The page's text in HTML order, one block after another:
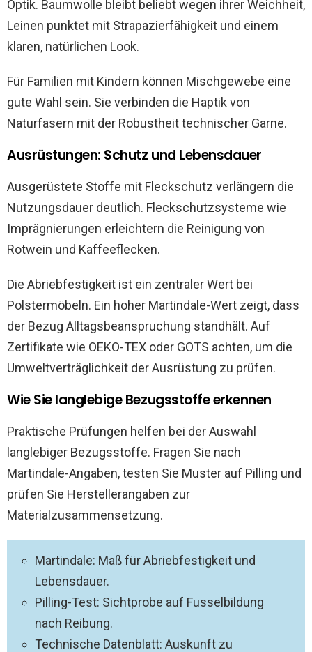
Optik. Baumwolle bleibt beliebt wegen ihrer Weichheit,
Leinen punktet mit Strapazierfähigkeit und einem
klaren, natürlichen Look.
Für Familien mit Kindern können Mischgewebe eine
gute Wahl sein. Sie verbinden die Haptik von
Naturfasern mit der Robustheit technischer Garne.
Ausrüstungen: Schutz und Lebensdauer
Ausgerüstete Stoffe mit Fleckschutz verlängern die
Nutzungsdauer deutlich. Fleckschutzsysteme wie
Imprägnierungen erleichtern die Reinigung von
Rotwein und Kaffeeflecken.
Die Abriebfestigkeit ist ein zentraler Wert bei
Polstermöbeln. Ein hoher Martindale-Wert zeigt, dass
der Bezug Alltagsbeanspruchung standhält. Auf
Zertifikate wie OEKO-TEX oder GOTS achten, um die
Umweltverträglichkeit der Ausrüstung zu prüfen.
Wie Sie langlebige Bezugsstoffe erkennen
Praktische Prüfungen helfen bei der Auswahl
langlebiger Bezugsstoffe. Fragen Sie nach
Martindale-Angaben, testen Sie Muster auf Pilling und
prüfen Sie Herstellerangaben zur
Materialzusammensetzung.
Martindale: Maß für Abriebfestigkeit und
Lebensdauer.
Pilling-Test: Sichtprobe auf Fusselbildung
nach Reibung.
Technische Datenblatt: Auskunft zu